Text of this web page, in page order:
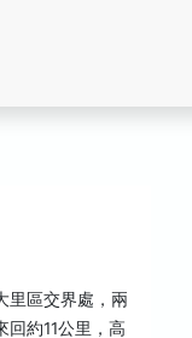
里區交界處，兩
回約11公里，高